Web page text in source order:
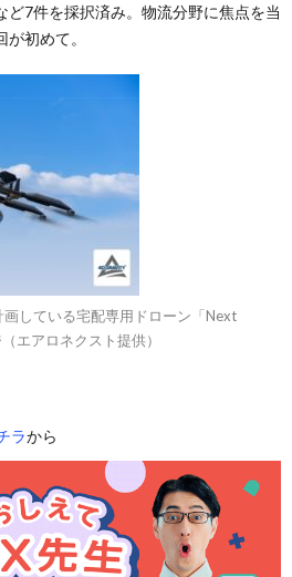
ど7件を採択済み。物流分野に焦点を当
初めて。
画している宅配専用ドローン「Next
エアロネクスト提供）
ラから